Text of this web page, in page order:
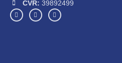
CVR: 39892499